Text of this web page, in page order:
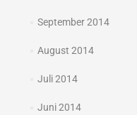
September 2014
August 2014
Juli 2014
Juni 2014